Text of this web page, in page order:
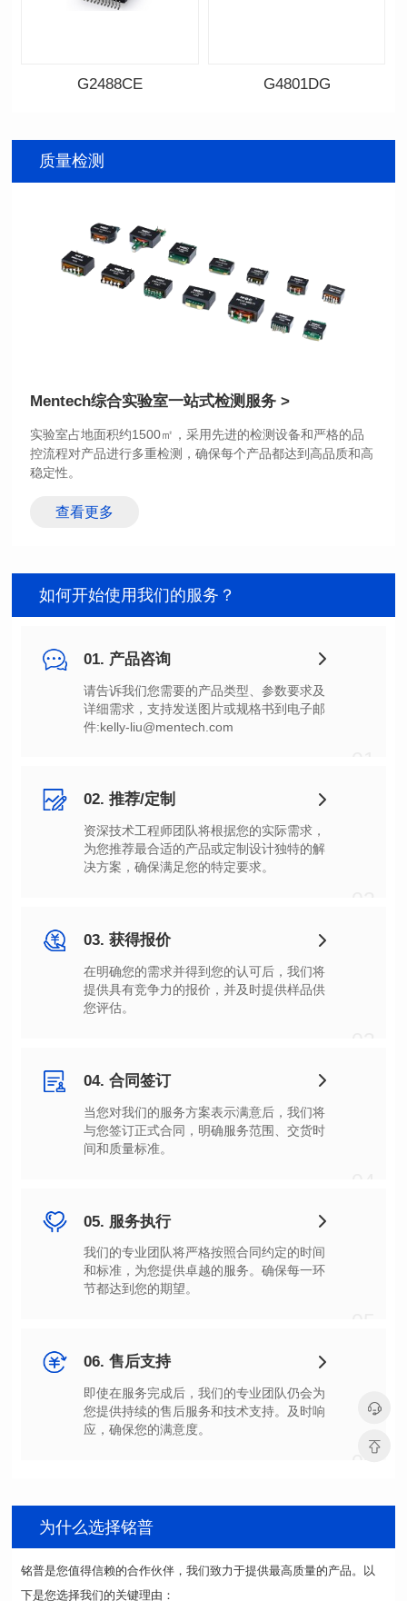
BASE-T
端口数: SINGLE PORT
Pin脚个数: 24
是否支持POE: No
POE电流: N/A
G2488CE
BASE-T
是否支持POE: No
POE电流: N/A
G4801DG
质量检测
Mentech综合实验室一站式检测服务 >
稳定性。
查看更多
如何开始使用我们的服务？
01. 产品咨询
件:kelly-liu@mentech.com
02. 推荐/定制
决方案，确保满足您的特定要求。
03. 获得报价
您评估。
04. 合同签订
间和质量标准。
05. 服务执行
节都达到您的期望。
06. 售后支持
应，确保您的满意度。
为什么选择铭普
下是您选择我们的关键理由：